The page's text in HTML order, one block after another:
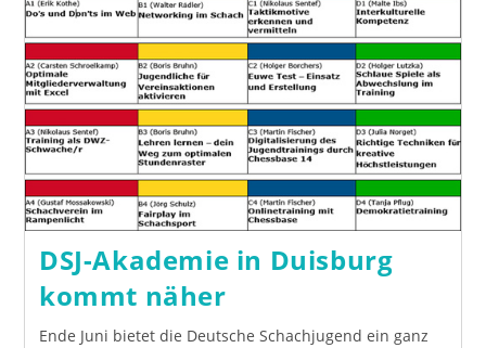
DEM
DSJ-Akademie in Duisburg
kommt näher
Ende Juni bietet die Deutsche Schachjugend ein ganz